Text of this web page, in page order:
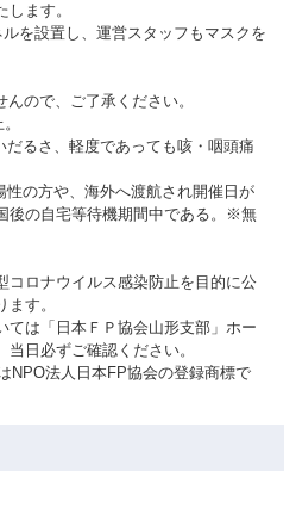
ます。
を設置し、運営スタッフもマスクを
ので、ご了承ください。
るさ、軽度であっても咳・咽頭痛
の方や、海外へ渡航され開催日が
後の自宅等待機期間中である。※無
コロナウイルス感染防止を目的に公
す。
ては「日本ＦＰ協会山形支部」ホー
日必ずご確認ください。
NPO法人日本FP協会の登録商標で